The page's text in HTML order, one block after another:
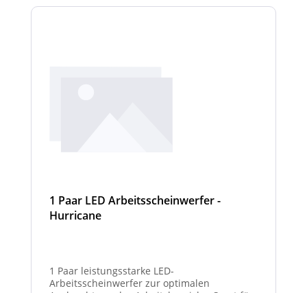
1 Paar LED Arbeitsscheinwerfer -
Hurricane
1 Paar leistungsstarke LED-
Arbeitsscheinwerfer zur optimalen